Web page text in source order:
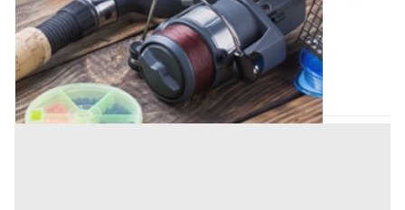
Vicolungo (Novara)
Offerta minima
2.500 €
Codice asta:6c601a46
28/09/2026